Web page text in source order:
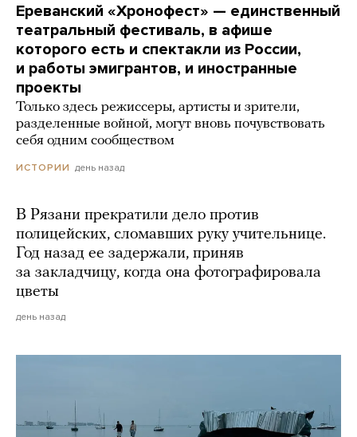
Ереванский «Хронофест» — единственный
театральный фестиваль, в афише
которого есть и спектакли из России,
и работы эмигрантов, и иностранные
проекты
Только здесь режиссеры, артисты и зрители,
разделенные войной, могут вновь почувствовать
себя одним сообществом
ИСТОРИИ день назад
В Рязани прекратили дело против
полицейских, сломавших руку учительнице.
Год назад ее задержали, приняв
за закладчицу, когда она фотографировала
цветы
день назад